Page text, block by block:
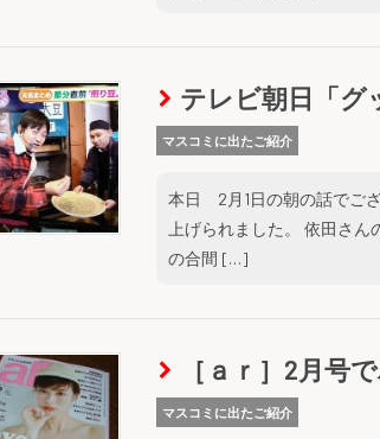
テレビ朝日「グ
マスコミに出たご紹介
本日 2月1日の朝の話でご
上げられました。 依田
の合間 […]
［ａｒ］2月号
マスコミに出たご紹介